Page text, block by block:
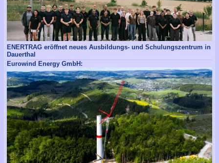
ENERTRAG eröffnet neues Ausbildungs- und Schulungszentrum in
Dauerthal
Eurowind Energy GmbH: